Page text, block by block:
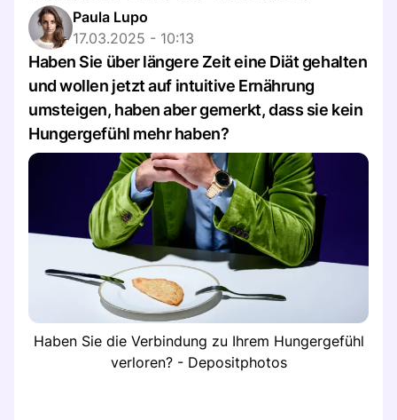
Paula Lupo
17.03.2025 - 10:13
Haben Sie über längere Zeit eine Diät gehalten
und wollen jetzt auf intuitive Ernährung
umsteigen, haben aber gemerkt, dass sie kein
Hungergefühl mehr haben?
Haben Sie die Verbindung zu Ihrem Hungergefühl
verloren? - Depositphotos